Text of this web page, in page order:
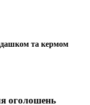
дашком та кермом
оголошень